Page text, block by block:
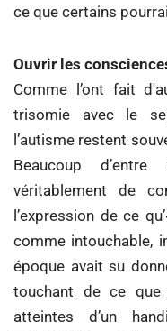
ce que certains
Ouvrir les
Comme l’ont fait
trisomie avec le
l’autisme restent
Beaucoup
véritablement de
l’expression de ce
comme intouchable,
époque avait su
touchant de ce que
atteintes d’un